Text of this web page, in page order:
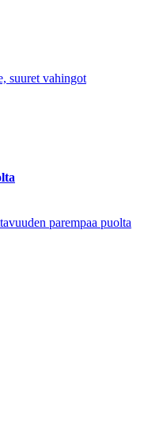
suuret vahingot
parempaa puolta